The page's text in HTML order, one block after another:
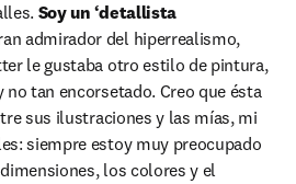
Soy un ‘detallista
admirador del hiperrealismo,
le gustaba otro estilo de pintura,
tan encorsetado. Creo que ésta
sus ilustraciones y las mías, mi
siempre estoy muy preocupado
los colores y el